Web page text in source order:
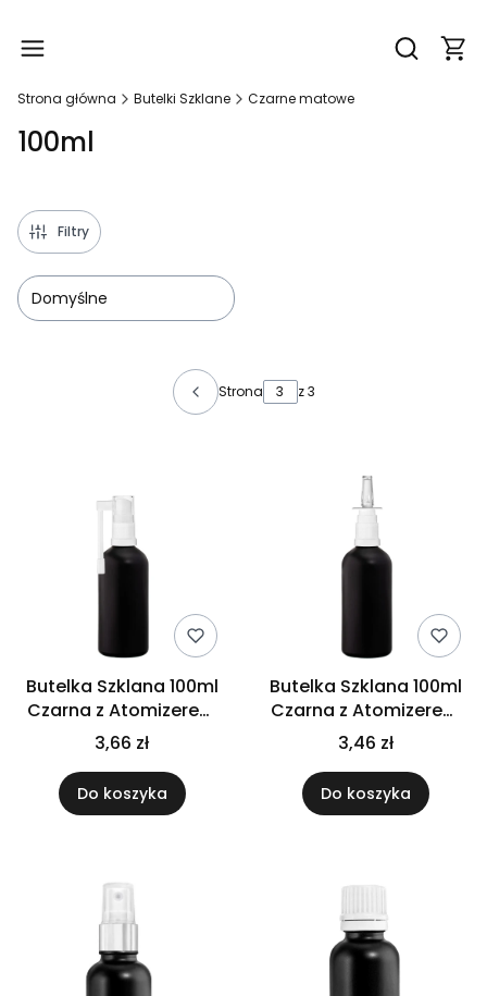
Otwórz
Strona główna Butelki Szklane Czarne matowe
100ml
Filtry
Domyślne
Strona z 3
Butelka Szklana 100ml
Czarna z Atomizerem
do Gardła
3,66 zł
Do koszyka
Butelka Szklana 100ml
Czarna z Atomizerem
do Nosa
3,46 zł
Do koszyka